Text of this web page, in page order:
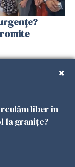
liber în
la granițe?